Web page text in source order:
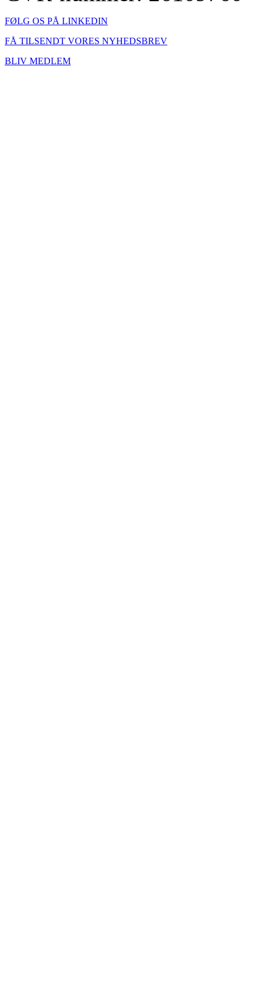
FØLG OS PÅ LINKEDIN
FÅ TILSENDT VORES NYHEDSBREV
BLIV MEDLEM